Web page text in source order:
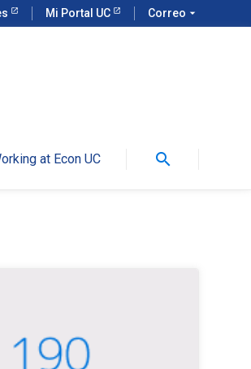
Mi Portal UC Correo arrow_drop_down
at Econ UC search